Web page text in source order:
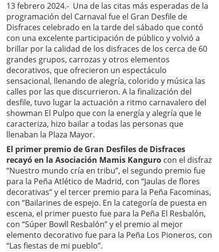
13 febrero 2024.- Una de las citas más esperadas de la
programación del Carnaval fue el Gran Desfile de
Disfraces celebrado en la tarde del sábado que contó
con una excelente participación de público y volvió a
brillar por la calidad de los disfraces de los cerca de 60
grandes grupos, carrozas y otros elementos
decorativos, que ofrecieron un espectáculo
sensacional, llenando de alegría, colorido y música las
calles por las que discurrieron. A la finalización del
desfile, tuvo lugar la actuación a ritmo carnavalero del
showman El Pulpo que con la energía y alegría que le
caracteriza, hizo bailar a todas las personas que
llenaban la Plaza Mayor.
El primer premio de Gran Desfiles de Disfraces
recayó en la Asociación Mamis Kanguro con el disfraz
“Nuestro mundo cría en tribu”, el segundo premio fue
para la Peña Atlético de Madrid, con “Jaulas de flores
decorativas” y el tercer premio para la Peña Facominas,
con “Bailarines de espejo. En la categoría de puesta en
escena, el primer puesto fue para la Peña El Resbalón,
con “Súper Bowll Resbalón” y el premio al mejor
elemento decorativo fue para la Peña Los Pioneros, con
“Las fiestas de mi pueblo”.